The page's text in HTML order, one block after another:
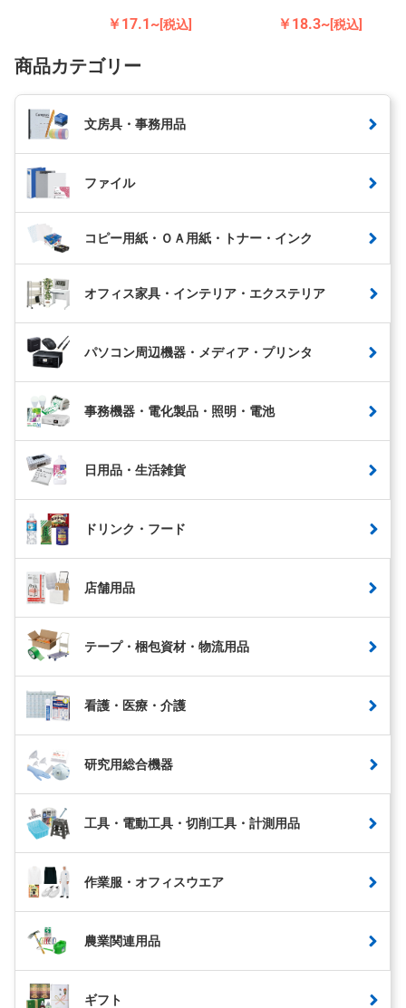
￥17.1~[税込] ￥18.3~[税込]
商品カテゴリー
文房具・事務用品
ファイル
コピー用紙・ＯＡ用紙・トナー・インク
オフィス家具・インテリア・エクステリア
パソコン周辺機器・メディア・プリンタ
事務機器・電化製品・照明・電池
日用品・生活雑貨
ドリンク・フード
店舗用品
テープ・梱包資材・物流用品
看護・医療・介護
研究用総合機器
工具・電動工具・切削工具・計測用品
作業服・オフィスウエア
農業関連用品
ギフト